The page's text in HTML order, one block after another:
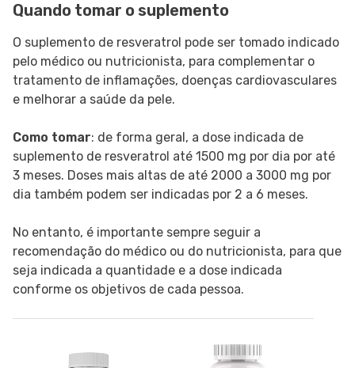
Quando tomar o suplemento
O suplemento de resveratrol pode ser tomado indicado
pelo médico ou nutricionista, para complementar o
tratamento de inflamações, doenças cardiovasculares
e melhorar a saúde da pele.
Como tomar: de forma geral, a dose indicada de
suplemento de resveratrol até 1500 mg por dia por até
3 meses. Doses mais altas de até 2000 a 3000 mg por
dia também podem ser indicadas por 2 a 6 meses.
No entanto, é importante sempre seguir a
recomendação do médico ou do nutricionista, para que
seja indicada a quantidade e a dose indicada
conforme os objetivos de cada pessoa.